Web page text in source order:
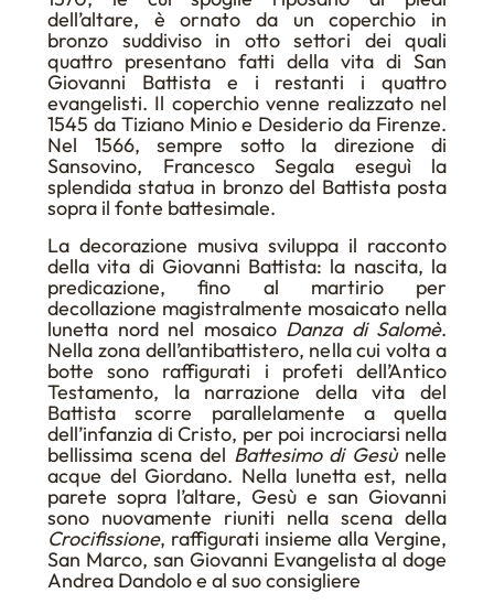
dell’altare, è ornato da un coperchio in
bronzo suddiviso in otto settori dei quali
quattro presentano fatti della vita di San
Giovanni Battista e i restanti i quattro
evangelisti. Il coperchio venne realizzato nel
1545 da Tiziano Minio e Desiderio da Firenze.
Nel 1566, sempre sotto la direzione di
Sansovino, Francesco Segala eseguì la
splendida statua in bronzo del Battista posta
sopra il fonte battesimale.
La decorazione musiva sviluppa il racconto
della vita di Giovanni Battista: la nascita, la
predicazione, fino al martirio per
decollazione magistralmente mosaicato nella
lunetta nord nel mosaico Danza di Salomè.
Nella zona dell’antibattistero, nella cui volta a
botte sono raffigurati i profeti dell’Antico
Testamento, la narrazione della vita del
Battista scorre parallelamente a quella
dell’infanzia di Cristo, per poi incrociarsi nella
bellissima scena del Battesimo di Gesùnelle
acque del Giordano. Nella lunetta est, nella
parete sopra l’altare, Gesù e san Giovanni
sono nuovamente riuniti nella scena della
Crocifissione, raffigurati insieme alla Vergine,
San Marco, san Giovanni Evangelista al doge
Andrea Dandolo e al suo consigliere